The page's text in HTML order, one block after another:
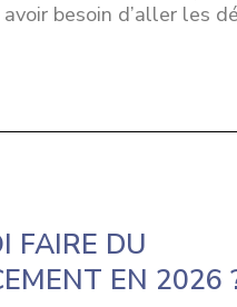
besoin d’aller les
FAIRE DU
EN 2026